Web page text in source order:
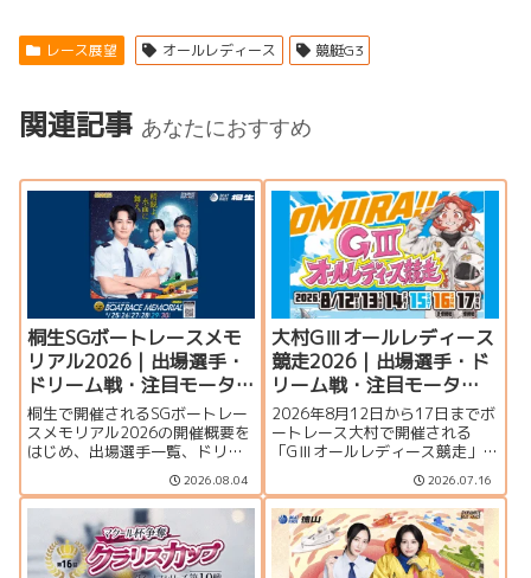
レース展望 オールレディース 競艇G3
関連記事 あなたにおすすめ
桐生SGボートレースメモ
リアル2026｜出場選手・
ドリーム戦・注目モータ
ー・イベント情報まとめ
桐生で開催されるSGボートレー
スメモリアル2026の開催概要を
はじめ、出場選手一覧、ドリー
ム戦、注目モーター、水面特
徴、イベント情報を詳しく紹
介。峰竜太、毒島誠、定松勇樹
らトップレーサーが集結する真
夏のSGの見どころを徹底解説し
ます。
2026.08.04
大村GⅢオールレディース
競走2026｜出場選手・ド
リーム戦・注目モータ
ー・イベント情報まとめ
2026年8月12日から17日までボ
ートレース大村で開催される
「GⅢオールレディース競走」の
特集ページです。シリーズ展
望、出場選手一覧、発祥地ドリ
ーム、注目モーター、大村水面
の攻略ポイント、イベント情報
まで詳しく紹介します。
2026.07.16